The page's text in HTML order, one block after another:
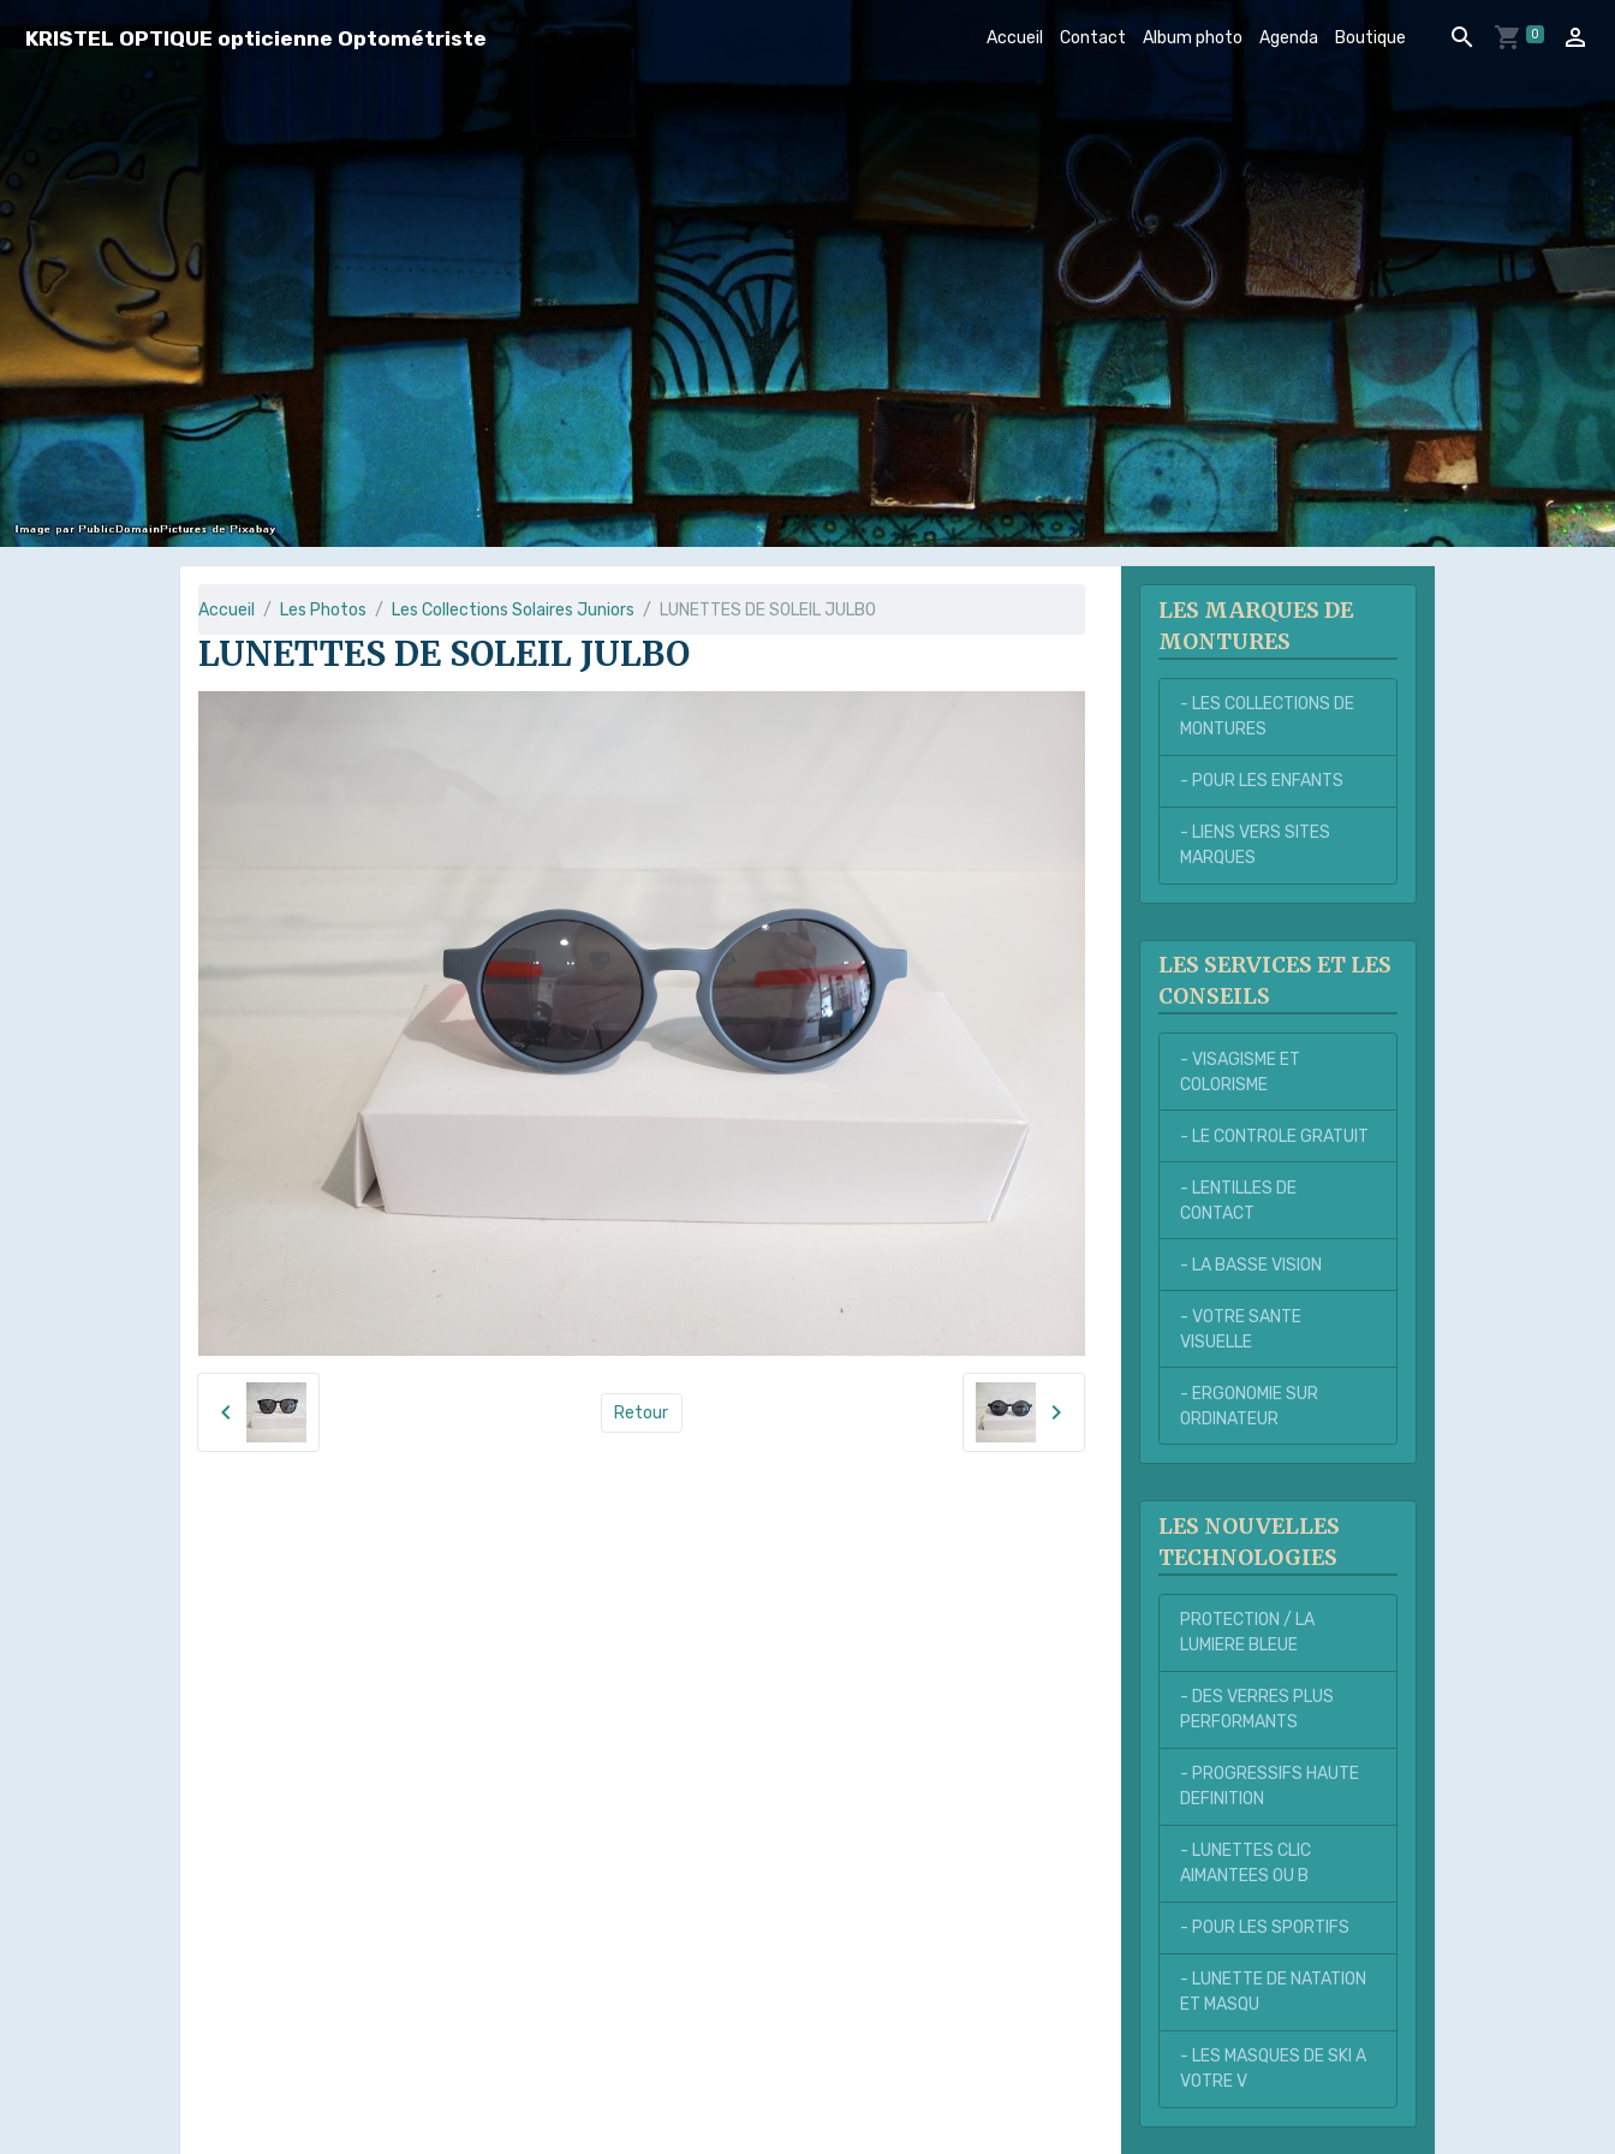
KRISTEL OPTIQUE opticienne Optométriste Accueil Contact Album photo Agenda Boutique 0
Accueil Les Photos Les Collections Solaires Juniors LUNETTES DE SOLEIL JULBO
LUNETTES DE SOLEIL JULBO
Retour
LES MARQUES DE
MONTURES
- LES COLLECTIONS DE
MONTURES
- POUR LES ENFANTS
- LIENS VERS SITES
MARQUES
LES SERVICES ET LES
CONSEILS
- VISAGISME ET
COLORISME
- LE CONTROLE GRATUIT
- LENTILLES DE
CONTACT
- LA BASSE VISION
- VOTRE SANTE
VISUELLE
- ERGONOMIE SUR
ORDINATEUR
LES NOUVELLES
TECHNOLOGIES
PROTECTION / LA
LUMIERE BLEUE
- DES VERRES PLUS
PERFORMANTS
- PROGRESSIFS HAUTE
DEFINITION
- LUNETTES CLIC
AIMANTEES OU B
- POUR LES SPORTIFS
- LUNETTE DE NATATION
ET MASQU
- LES MASQUES DE SKI A
VOTRE V